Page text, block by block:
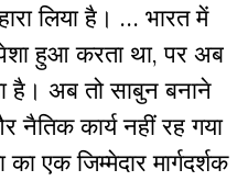
लिया है। … भारत में
हुआ करता था, पर अब
है। अब तो साबुन बनाने
कार्य नहीं रह गया
एक जिम्मेदार मार्गदर्शक